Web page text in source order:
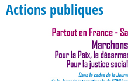
Actions publiques